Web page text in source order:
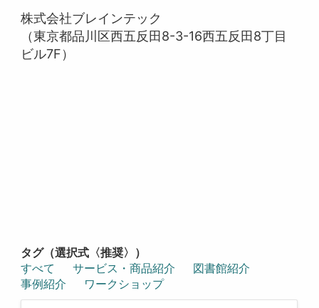
株式会社ブレインテック
（東京都品川区西五反田8-3-16西五反田8丁目
ビル7F）
タグ（選択式〈推奨〉）
すべて
サービス・商品紹介
図書館紹介
事例紹介
ワークショップ